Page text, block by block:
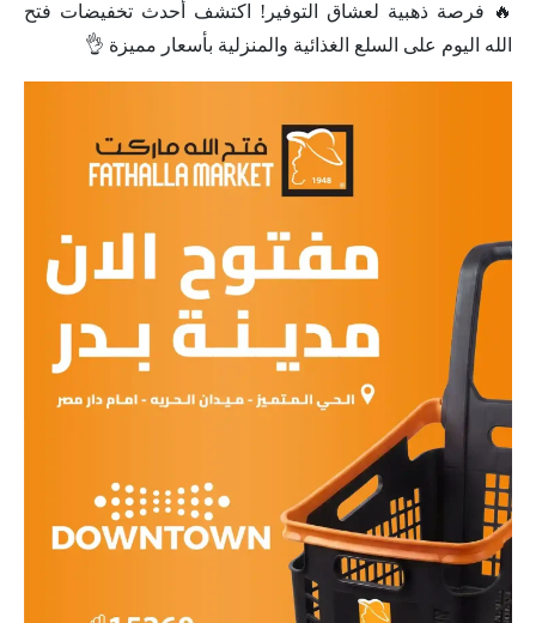
🔥 فرصة ذهبية لعشاق التوفير! اكتشف أحدث تخفيضات فتح
الله اليوم على السلع الغذائية والمنزلية بأسعار مميزة 👌